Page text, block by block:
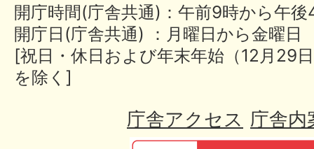
開庁時間(庁舎共通)：午前9時から午
開庁日(庁舎共通) ：月曜日から金曜日
[祝日・休日および年末年始（12月29
を除く]
庁舎アクセス 庁舎内